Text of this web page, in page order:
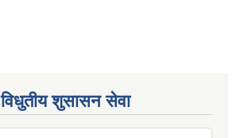
विधुतीय शुसासन सेवा